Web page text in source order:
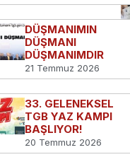
şehrinde 5 kıta
Gençlik
Türkiye’yi
DÜŞMANIMIN
DÜŞMANI
DÜŞMANIMDIR
21 Temmuz 2026
33. GELENEKSEL
TGB YAZ KAMPI
BAŞLIYOR!
20 Temmuz 2026